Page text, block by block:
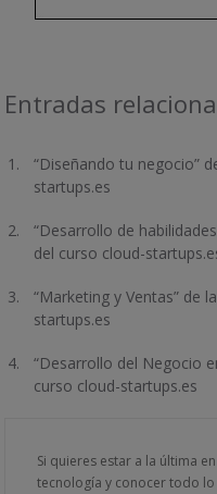
Entradas
“Diseñando tu negocio”
startups.es
“Desarrollo de
del curso cloud-
“Marketing y Ventas” de
startups.es
“Desarrollo del Negocio
curso cloud-startups.es
Si quieres estar a la última en
tecnología y conocer todo lo